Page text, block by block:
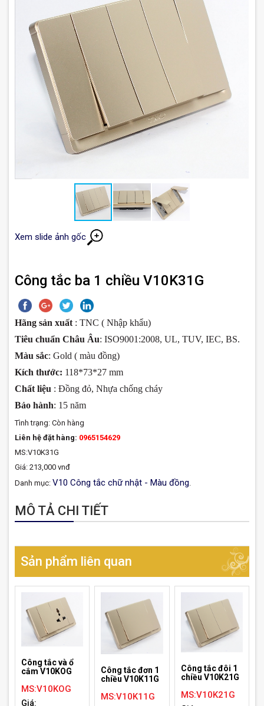
Xem slide ảnh gốc
Công tắc ba 1 chiều V10K31G
Hãng sản xuất : TNC ( Nhập khẩu)
Tiêu chuẩn Châu Âu: ISO9001:2008, UL, TUV, IEC, BS.
Màu sắc: Gold ( màu đồng)
Kích thước: 118*73*27 mm
Chất liệu : Đồng đỏ, Nhựa chống cháy
Bảo hành: 15 năm
Tình trạng: Còn hàng
Liên hệ đặt hàng: 0965154629
MS:V10K31G
Giá: 213,000 vnđ
Danh mục: V10 Công tắc chữ nhật - Màu đồng
MÔ TẢ CHI TIẾT
Sản phẩm liên quan
Công tắc và ổ
cắm V10KOG
MS:V10KOG
Giá:
Công tắc đơn 1
chiều V10K11G
MS:V10K11G
Công tắc đôi 1
chiều V10K21G
MS:V10K21G